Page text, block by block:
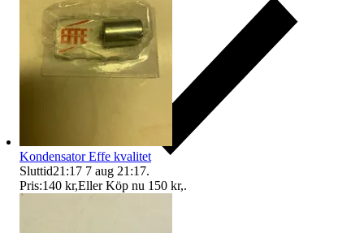
Kondensator Effe kvalitet
Sluttid21:17 7 aug 21:17.
Pris:140 kr,Eller Köp nu 150 kr,.